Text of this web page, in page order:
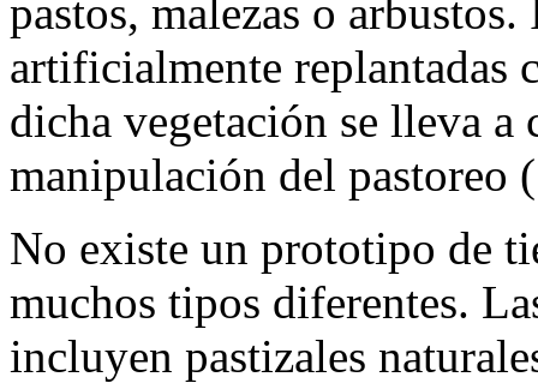
pastos, malezas o
artificialmente replantadas
dicha vegetación se lleva a
manipulación del pastoreo
No existe un prototipo de
muchos tipos diferentes.
incluyen pastizales